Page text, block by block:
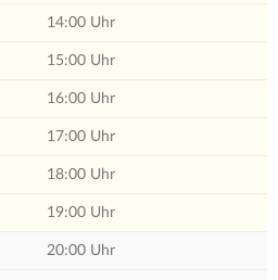
14:00 Uhr
15:00 Uhr
16:00 Uhr
17:00 Uhr
18:00 Uhr
19:00 Uhr
20:00 Uhr